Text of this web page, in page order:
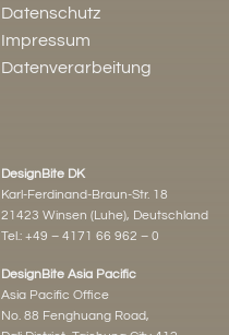
Datenschutz
Impressum
Datenverarbeitung
DesignBite DK
Karl-Ferdinand-Braun-Str. 18
21423 Winsen (Luhe), Deutschland
Tel.: +49 – 4171 66 962 – 0
DesignBite Asia Pacific
Asia Pacific Office
No. 88 Fenghuang Road,